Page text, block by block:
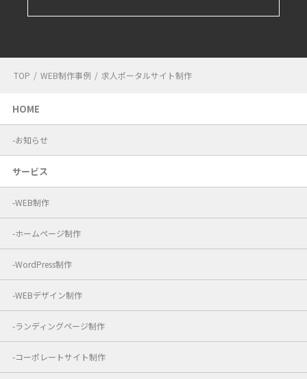
TOP / WEB制作事例 / 求人ポータルサイト制作
HOME
お知らせ
サービス
WEB制作
ホームページ制作
WordPress制作
WEBデザイン制作
ランディングページ制作
コーポレートサイト制作